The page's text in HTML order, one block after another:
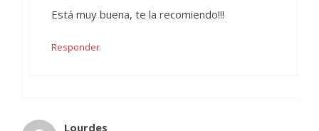
Está muy buena, te la recomiendo!!!
Responder
Lourdes